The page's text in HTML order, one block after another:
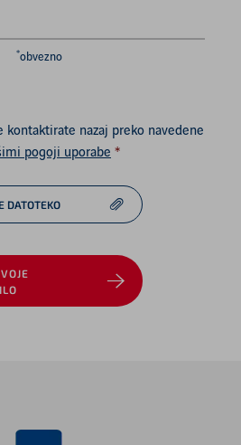
*obvezno
kontaktirate nazaj preko navedene
pogoji uporabe *
DATOTEKO